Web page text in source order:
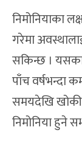
निमोनियाका
गरेमा
सकिन्छ ।
पाँच वर्षभन्दा
समयदेखि खोकी
निमोनिया हुने